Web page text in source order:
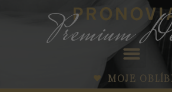
Premium
MOJE